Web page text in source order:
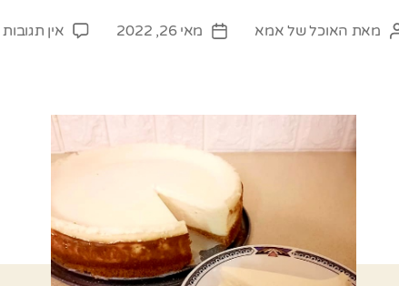
המחבר
מאת האוכל של אמא
תאריך
מאי 26, 2022 אין תגובות